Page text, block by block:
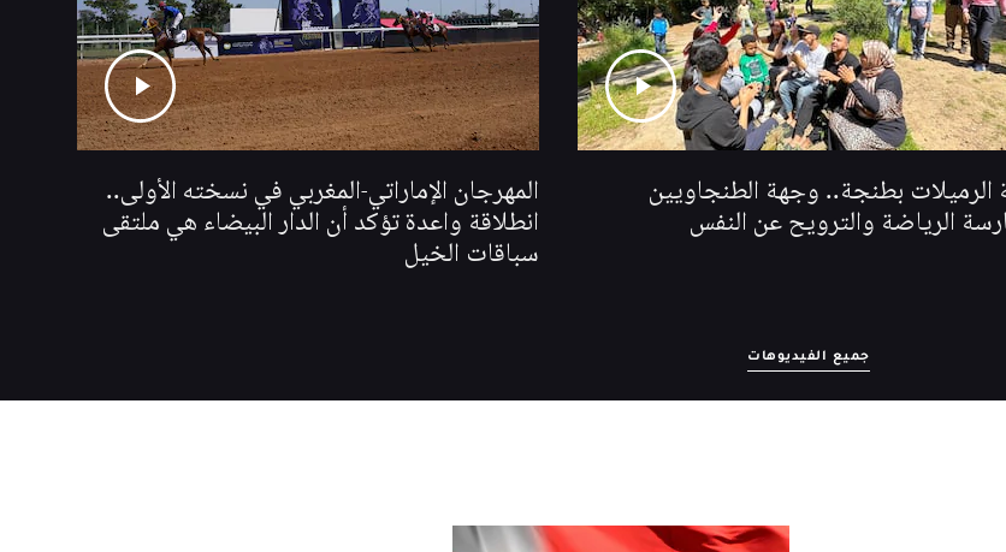
الرميلات بطنجة.. وجهة الطنجاويين
الرياضة والترويح عن النفس
المهرجان الإماراتي-المغربي في نسخته الأولى..
انطلاقة واعدة تؤكد أن الدار البيضاء هي ملتقى
سباقات الخيل
جميع الفيديوهات